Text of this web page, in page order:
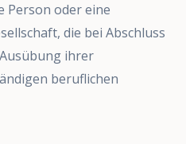
Person oder eine
die bei Abschluss
ihrer
beruflichen